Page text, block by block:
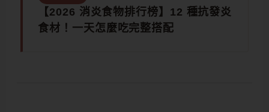
【2026 消炎食物排行榜】12 種抗發炎
食材！一天怎麼吃完整搭配